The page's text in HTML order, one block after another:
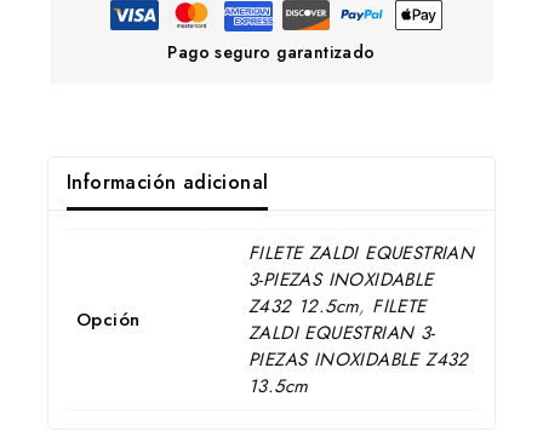
Pago seguro garantizado
Información adicional
Opción
FILETE ZALDI EQUESTRIAN
3-PIEZAS INOXIDABLE
Z432 12.5cm, FILETE
ZALDI EQUESTRIAN 3-
PIEZAS INOXIDABLE Z432
13.5cm